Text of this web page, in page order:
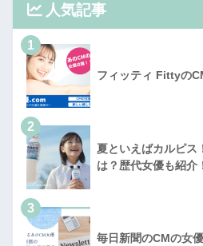
人気記事
1
フィッティ Fittyの
2
夏といえばカルピス
は？歴代女優も紹介
3
毎日新聞のCMの女